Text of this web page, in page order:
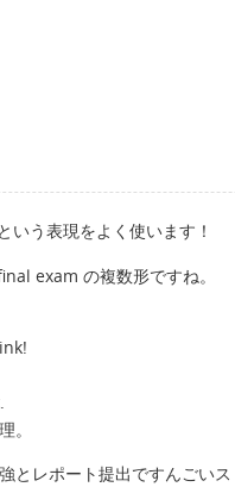
いう表現をよく使います！
exam の複数形ですね。
。
とレポート提出ですんごい